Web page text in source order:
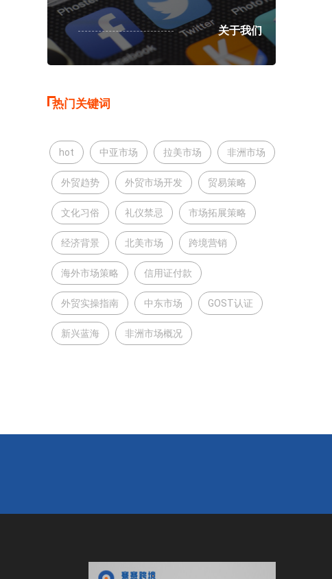
关于我们
热门关键词
hot 中亚市场 拉美市场 非洲市场
外贸趋势 外贸市场开发 贸易策略
文化习俗 礼仪禁忌 市场拓展策略
经济背景 北美市场 跨境营销
海外市场策略 信用证付款
外贸实操指南 中东市场 GOST认证
新兴蓝海 非洲市场概况